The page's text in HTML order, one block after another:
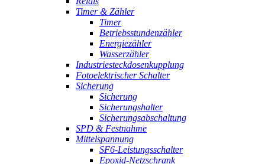
Timer & Zähler
Timer
Betriebsstundenzähler
Energiezähler
Wasserzähler
Industriesteckdosenkupplung
Fotoelektrischer Schalter
Sicherung
Sicherung
Sicherungshalter
Sicherungsabschaltung
SPD & Festnahme
Mittelspannung
SF6-Leistungsschalter
Epoxid-Netzschrank